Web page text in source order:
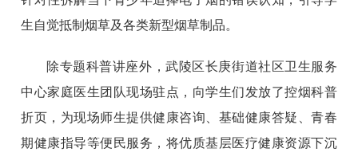
生自觉抵制烟草及各类新型烟草制品。
除专题科普讲座外，武陵区长庚街道社区卫生服务
中心家庭医生团队现场驻点，向学生们发放了控烟科普
折页，为现场师生提供健康咨询、基础健康答疑、青春
期健康指导等便民服务，将优质基层医疗健康资源下沉